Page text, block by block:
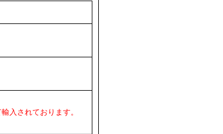
入されております。